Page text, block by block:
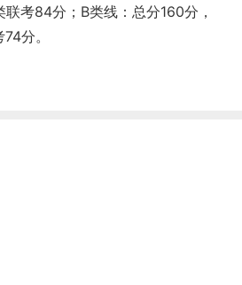
考84分；B类线：总分160分，
分。